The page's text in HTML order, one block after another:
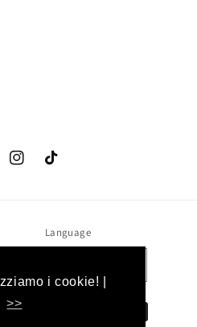
i cookie! |
>>
i cookie! |
>>
InstagramTikTok
Language